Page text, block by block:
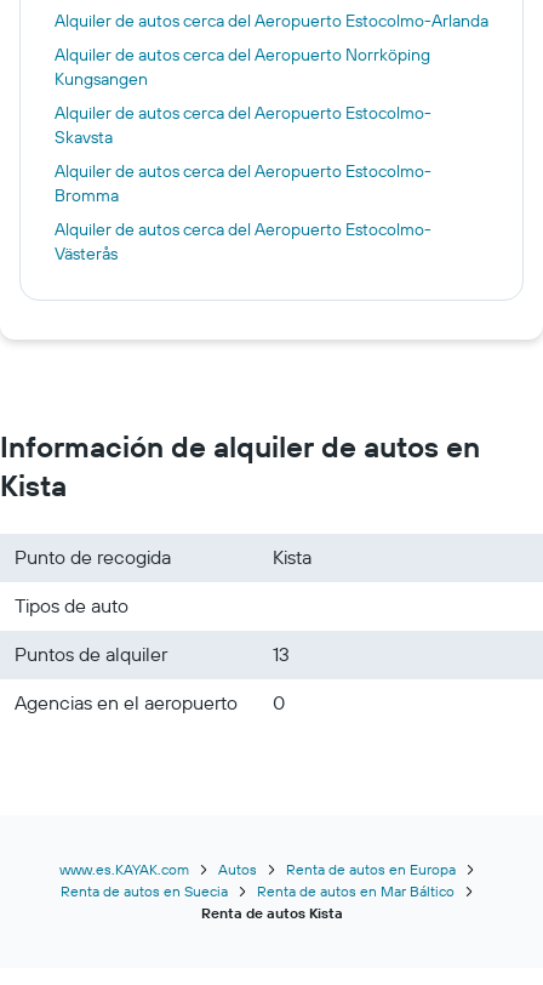
Alquiler de autos cerca del Aeropuerto Estocolmo-Arlanda
Alquiler de autos cerca del Aeropuerto Norrköping
Kungsangen
Alquiler de autos cerca del Aeropuerto Estocolmo-
Skavsta
Alquiler de autos cerca del Aeropuerto Estocolmo-
Bromma
Alquiler de autos cerca del Aeropuerto Estocolmo-
Västerås
Información de alquiler de autos en
Kista
Punto de recogida
Kista
Tipos de auto
Puntos de alquiler
13
Agencias en el aeropuerto
0
www.es.KAYAK.com Autos
Renta de autos en Europa
Renta de autos en Suecia
Renta de autos en Mar Báltico
Renta de autos Kista